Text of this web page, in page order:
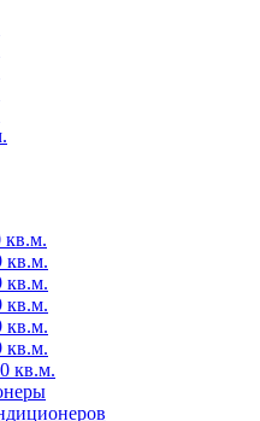
кв.м.
кв.м.
кв.м.
кв.м.
кв.м.
кв.м.
кв.м.